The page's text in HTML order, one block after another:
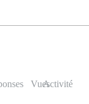
VuesActivité